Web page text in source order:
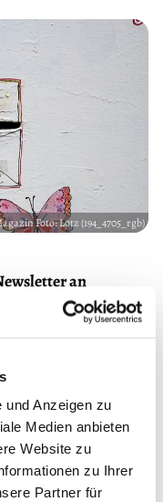
und Anzeigen zu
Medien anbieten
Website zu
zu Ihrer
Partner für
Foto: Lotz (194_4705_rgb)
an
erscheinenden
lohnt sich.
als der
KANON, schnell
Sie sich hier an!
gestimmte